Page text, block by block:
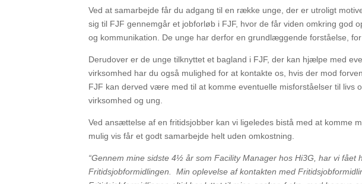
Ved at samarbejde får du adgang til en række unge, der er utroligt
sig til FJF gennemgår et jobforløb i FJF, hvor de får viden omkring god
og kommunikation. De unge har derfor en grundlæggende forståelse,
Derudover er de unge tilknyttet et bagland i FJF, der kan hjælpe med
virksomhed har du også mulighed for at kontakte os, hvis der mod
FJF kan derved være med til at komme eventuelle misforståelser til livs
virksomhed og ung.
Ved ansættelse af en fritidsjobber kan vi ligeledes bistå med at komme
mulig vis får et godt samarbejde helt uden omkostning.
“Gennem mine sidste 4½ år som Facility Manager hos Hi3G, har vi
Fritidsjobformidlingen.Min oplevelse af kontakten med